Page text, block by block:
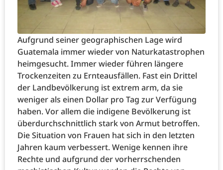
Aufgrund seiner geographischen Lage wird
Guatemala immer wieder von Naturkatastrophen
heimgesucht. Immer wieder führen längere
Trockenzeiten zu Ernteausfällen. Fast ein Drittel
der Landbevölkerung ist extrem arm, da sie
weniger als einen Dollar pro Tag zur Verfügung
haben. Vor allem die indigene Bevölkerung ist
überdurchschnittlich stark von Armut betroffen.
Die Situation von Frauen hat sich in den letzten
Jahren kaum verbessert. Wenige kennen ihre
Rechte und aufgrund der vorherrschenden